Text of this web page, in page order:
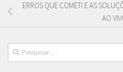
ERROS QUE COMETI E AS
AO
Pesquisar
por: